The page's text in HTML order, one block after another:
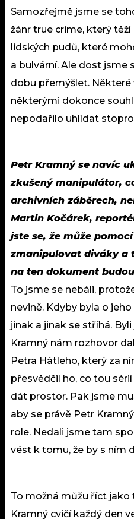
Samozřejmě jsme se
žánr true crime, který
lidských pudů, které
a bulvární. Ale dost jsme
dobu přemýšlet. Některé
některými dokonce
nepodařilo uhlídat
Petr Kramný se navíc
zkušený manipulátor,
archivních záběrech,
Martin Kočárek,
jste se, že může
zmanipulovat diváky a
na ten dokument
To jsme se nebáli,
nevině. Kdyby byla o
jinak a jinak se stříhá.
Kramný nám rozhovor
Petra Hátleho, který za
přesvědčil ho, co tou
dát prostor. Pak jsme
aby se právě Petr
role. Nedali jsme tam
vést k tomu, že by s ním
To možná můžu říct jako
Kramný cvičí každý den